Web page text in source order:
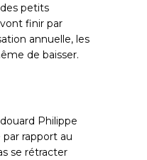
petits
finir par
annuelle, les
de baisser.
Philippe
rapport au
se rétracter